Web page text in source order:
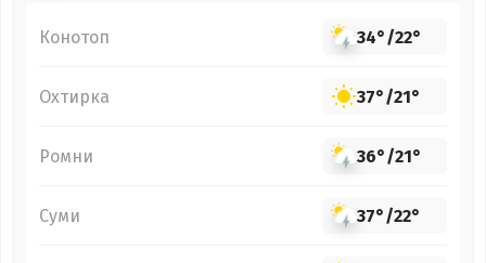
Конотоп 34°/22°
Охтирка 37°/21°
Ромни 36°/21°
Суми 37°/22°